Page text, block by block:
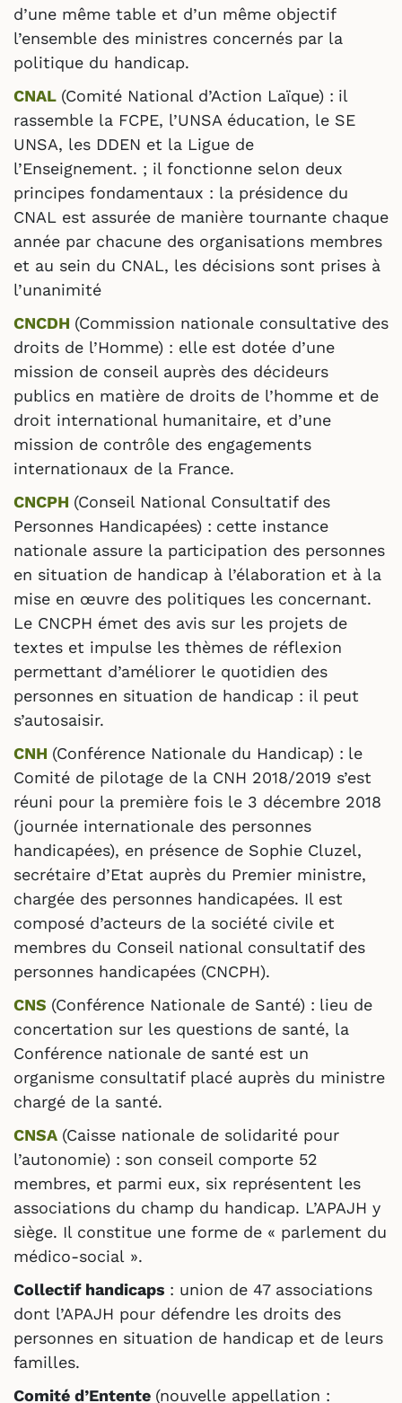
d’une même table et d’un même objectif
l’ensemble des ministres concernés par la
politique du handicap.
CNAL (Comité National d’Action Laïque) : il
rassemble la FCPE, l’UNSA éducation, le SE
UNSA, les DDEN et la Ligue de
l’Enseignement. ; il fonctionne selon deux
principes fondamentaux : la présidence du
CNAL est assurée de manière tournante chaque
année par chacune des organisations membres
et au sein du CNAL, les décisions sont prises à
l’unanimité
CNCDH (Commission nationale consultative des
droits de l’Homme) : elle est dotée d’une
mission de conseil auprès des décideurs
publics en matière de droits de l’homme et de
droit international humanitaire, et d’une
mission de contrôle des engagements
internationaux de la France.
CNCPH (Conseil National Consultatif des
Personnes Handicapées) : cette instance
nationale assure la participation des personnes
en situation de handicap à l’élaboration et à la
mise en œuvre des politiques les concernant.
Le CNCPH émet des avis sur les projets de
textes et impulse les thèmes de réflexion
permettant d’améliorer le quotidien des
personnes en situation de handicap : il peut
s’autosaisir.
CNH (Conférence Nationale du Handicap) : le
Comité de pilotage de la CNH 2018/2019 s’est
réuni pour la première fois le 3 décembre 2018
(journée internationale des personnes
handicapées), en présence de Sophie Cluzel,
secrétaire d’Etat auprès du Premier ministre,
chargée des personnes handicapées. Il est
composé d’acteurs de la société civile et
membres du Conseil national consultatif des
personnes handicapées (CNCPH).
CNS (Conférence Nationale de Santé) : lieu de
concertation sur les questions de santé, la
Conférence nationale de santé est un
organisme consultatif placé auprès du ministre
chargé de la santé.
CNSA (Caisse nationale de solidarité pour‎
l’autonomie) : son conseil comporte 52
membres, et parmi eux, six représentent les
associations du champ du handicap. L’APAJH y
siège. Il constitue une forme de « parlement du
médico-social ».
Collectif handicaps : union de 47 associations
dont l’APAJH pour défendre les droits des
personnes en situation de handicap et de leurs
familles.
Comité d’Entente (nouvelle appellation :